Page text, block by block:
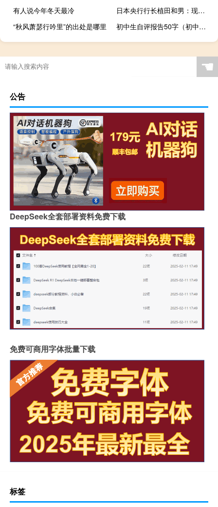
有人说今年冬天最冷
日本央行行长植田和男：现在无法确定日本央行何时会改变超宽松的政策
“秋风萧瑟行吟里”的出处是哪里
初中生自评报告50字（初中生自评）
☚
公告
DeepSeek全套部署资料免费下载
免费可商用字体批量下载
标签